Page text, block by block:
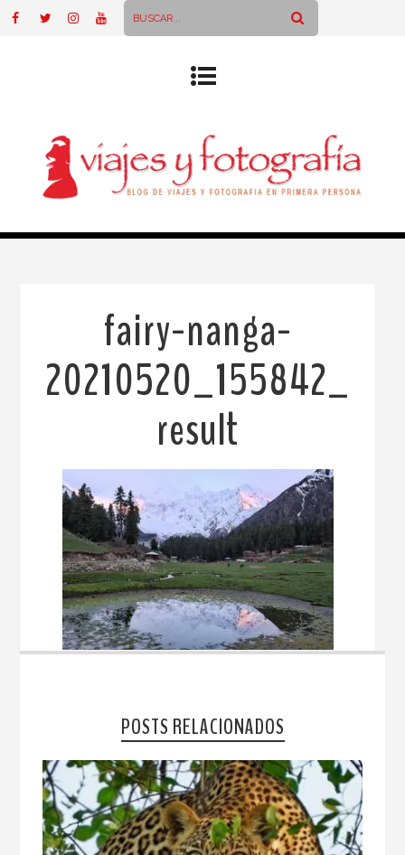
fairy-nanga-
20210520_155842_
result
POSTS RELACIONADOS